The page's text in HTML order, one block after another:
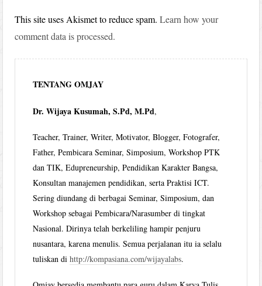
This site uses Akismet to reduce spam.Learn how your
comment data is processed.
TENTANG OMJAY
Dr. Wijaya Kusumah, S.Pd, M.Pd,
Teacher, Trainer, Writer, Motivator, Blogger, Fotografer,
Father, Pembicara Seminar, Simposium, Workshop PTK
dan TIK, Edupreneurship, Pendidikan Karakter Bangsa,
Konsultan manajemen pendidikan, serta Praktisi ICT.
Sering diundang di berbagai Seminar, Simposium, dan
Workshop sebagai Pembicara/Narasumber di tingkat
Nasional. Dirinya telah berkeliling hampir penjuru
nusantara, karena menulis. Semua perjalanan itu ia selalu
tuliskan dihttp://kompasiana.com/wijayalabs.